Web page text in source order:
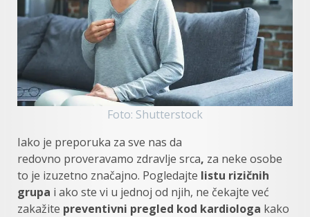
Foto: Shutterstock
Iako je preporuka za sve nas da
redovno proveravamo zdravlje srca, za neke osobe
to je izuzetno značajno. Pogledajte listu rizičnih
grupa i ako ste vi u jednoj od njih, ne čekajte već
zakažite preventivni pregled kod kardiologa kako